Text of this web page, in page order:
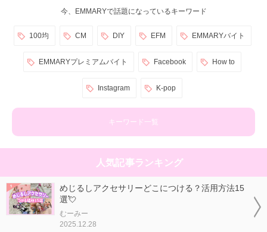
今、EMMARYで話題になっているキーワード
100均 CM DIY EFM EMMARYバイト
EMMARYプレミアムバイト Facebook How to
Instagram K-pop
キーワード一覧
人気記事ランキング
めじるしアクセサリーどこにつける？活用方法15
選💘
むーみー
2025.12.28